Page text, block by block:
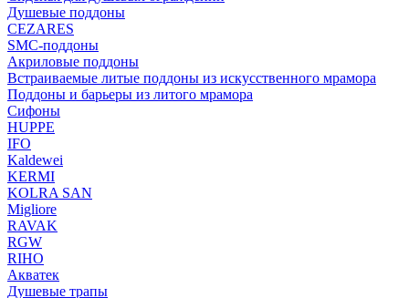
Душевые поддоны
CEZARES
SMC-поддоны
Акриловые поддоны
Встраиваемые литые поддоны из искусственного мрамора
Поддоны и барьеры из литого мрамора
Сифоны
HUPPE
IFO
Kaldewei
KERMI
KOLRA SAN
Migliore
RAVAK
RGW
RIHO
Акватек
Душевые трапы